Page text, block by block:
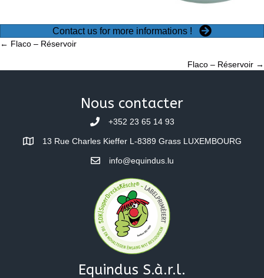
Contact us for more informations !
Posts
navigation
← Flaco – Réservoir
Flaco – Réservoir →
Nous contacter
+352 23 65 14 93
13 Rue Charles Kieffer L-8389 Grass LUXEMBOURG
info@equindus.lu
Equindus S.à.r.l.